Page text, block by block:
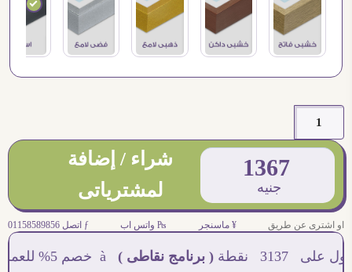
1367
جنيه
شراء / إضافة
لمشترياتى
او اشترى عن طريق ¥ ماسنجر ₧ واتس اب ƒ اتصل 01158589856
3137 نقطة( برنامج نقاطى )à خصم 5% للعملاء الجدد à شحن مجانى عند الشراء ب 4000 جنيه à